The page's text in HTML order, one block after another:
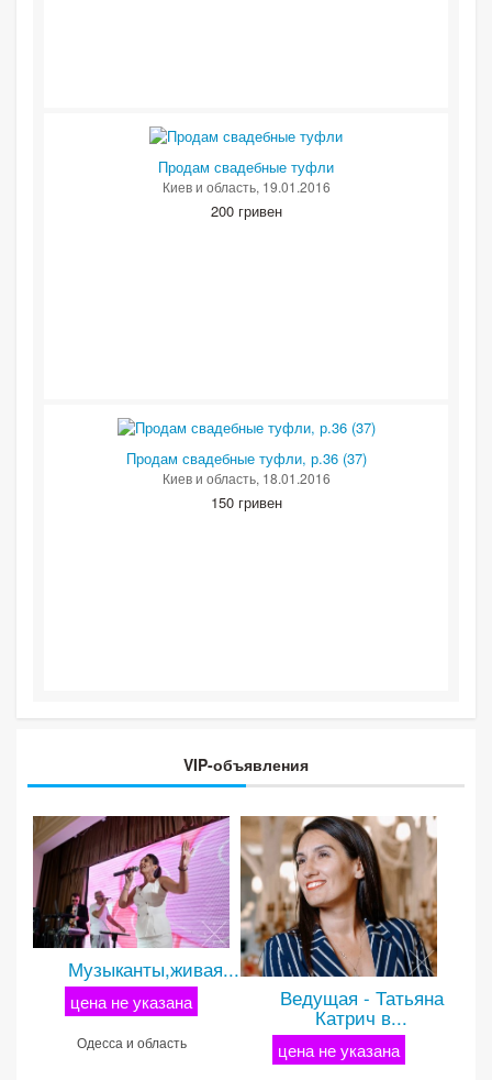
Продам свадебные туфли
Киев и область, 19.01.2016
200 гривен
Продам свадебные туфли, р.36 (37)
Киев и область, 18.01.2016
150 гривен
VIP-объявления
Музыканты,живая...
цена не указана
Одесса и область
Ведущая - Татьяна
Катрич в...
цена не указана